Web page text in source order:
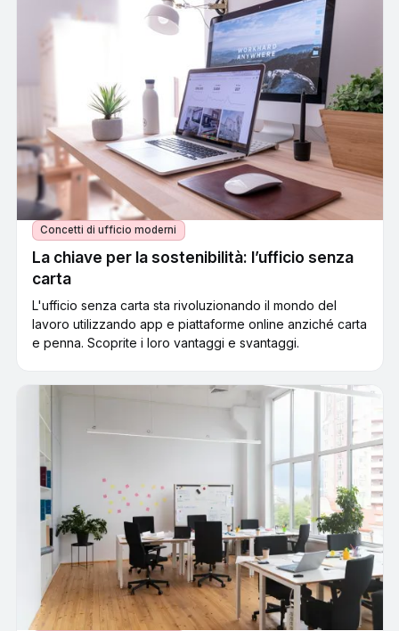
Concetti di ufficio moderni
La chiave per la sostenibilità: l’ufficio senza
carta
L'ufficio senza carta sta rivoluzionando il mondo del
lavoro utilizzando app e piattaforme online anziché carta
e penna. Scoprite i loro vantaggi e svantaggi.